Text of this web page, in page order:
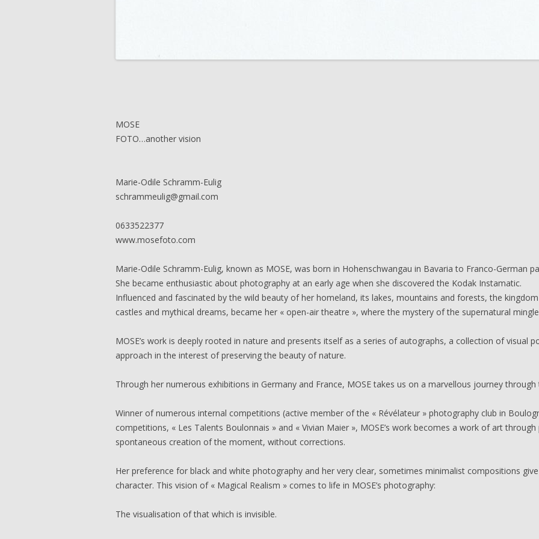
MOSE
FOTO…another vision
Marie-Odile Schramm-Eulig
schrammeulig@gmail.com
0633522377
www.mosefoto.com
Marie-Odile Schramm-Eulig, known as MOSE, was born in Hohenschwangau in Bavaria to Franco-German
She became enthusiastic about photography at an early age when she discovered the Kodak Instamatic.
Influenced and fascinated by the wild beauty of her homeland, its lakes, mountains and forests, the
castles and mythical dreams, became her « open-air theatre », where the mystery of the supernatural
MOSE’s work is deeply rooted in nature and presents itself as a series of autographs, a collection of visual
approach in the interest of preserving the beauty of nature.
Through her numerous exhibitions in Germany and France, MOSE takes us on a marvellous journey through
Winner of numerous internal competitions (active member of the « Révélateur » photography club in
competitions, « Les Talents Boulonnais » and « Vivian Maier », MOSE’s work becomes a work of art
spontaneous creation of the moment, without corrections.
Her preference for black and white photography and her very clear, sometimes minimalist compositions
character. This vision of « Magical Realism » comes to life in MOSE’s photography:
The visualisation of that which is invisible.